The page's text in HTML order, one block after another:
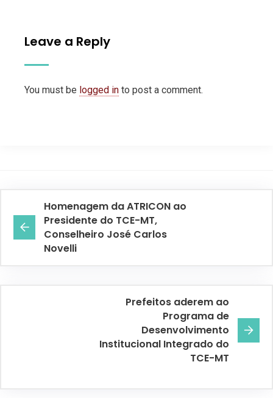
Leave a Reply
You must be logged in to post a comment.
Homenagem da ATRICON ao
Presidente do TCE-MT,
Conselheiro José Carlos
Novelli
Prefeitos aderem ao
Programa de
Desenvolvimento
Institucional Integrado do
TCE-MT